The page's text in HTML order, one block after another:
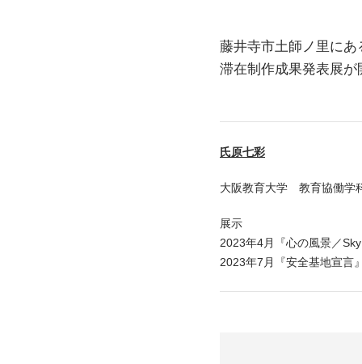
藤井寺市土師ノ里に
滞在制作成果発表展が
氏原七彩
大阪教育大学 教育協働
展示
2023年4月『心の風景／
2023年7月『安全基地宣言